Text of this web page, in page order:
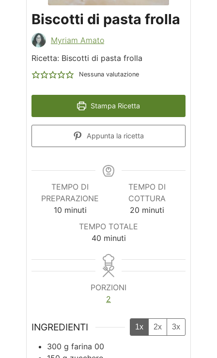
Biscotti di pasta frolla
Myriam Amato
Ricetta: Biscotti di pasta frolla
Nessuna valutazione
Stampa Ricetta
Appunta la ricetta
TEMPO DI
PREPARAZIONE
10minuti
minuti
TEMPO DI
COTTURA
20 minuti
minuti
TEMPO TOTALE
40minuti
minuti
PORZIONI
2
INGREDIENTI 1x 2x 3x
300 g farina 00